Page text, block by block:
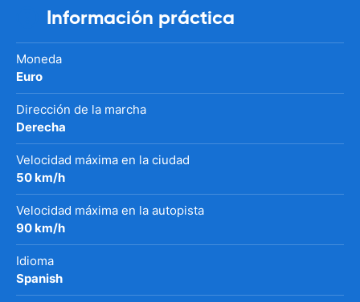
Información práctica
Moneda
Euro
Dirección de la marcha
Derecha
Velocidad máxima en la ciudad
50 km/h
Velocidad máxima en la autopista
90 km/h
Idioma
Spanish